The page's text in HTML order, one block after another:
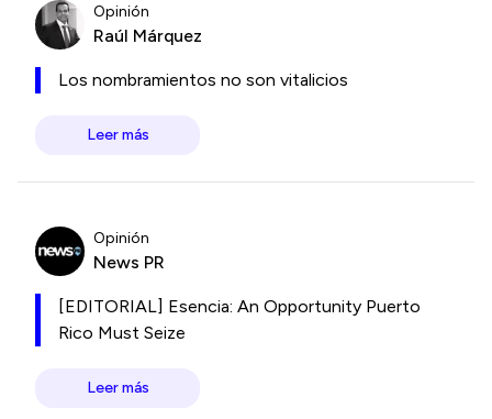
Opinión
Raúl Márquez
Los nombramientos no son vitalicios
Leer más
Opinión
News PR
[EDITORIAL] Esencia: An Opportunity Puerto
Rico Must Seize
Leer más